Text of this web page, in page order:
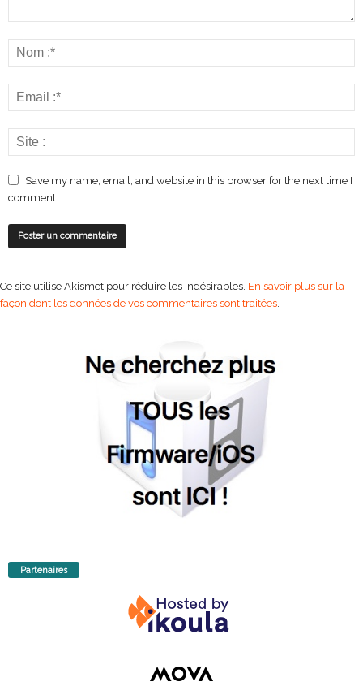
Save my name, email, and website in this browser for the next time I
comment.
Ce site utilise Akismet pour réduire les indésirables. En savoir plus sur la
façon dont les données de vos commentaires sont traitées.
Partenaires